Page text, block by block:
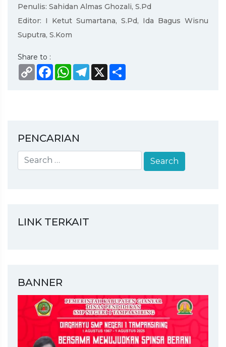
Penulis: Sahidan Almas Ghozali, S.Pd
Editor: I Ketut Sumartana, S.Pd, Ida Bagus Wisnu
Suputra, S.Kom
Share to :
Copy
Link
FacebookWhatsApp
Telegram
X
PENCARIAN
LINK TERKAIT
BANNER